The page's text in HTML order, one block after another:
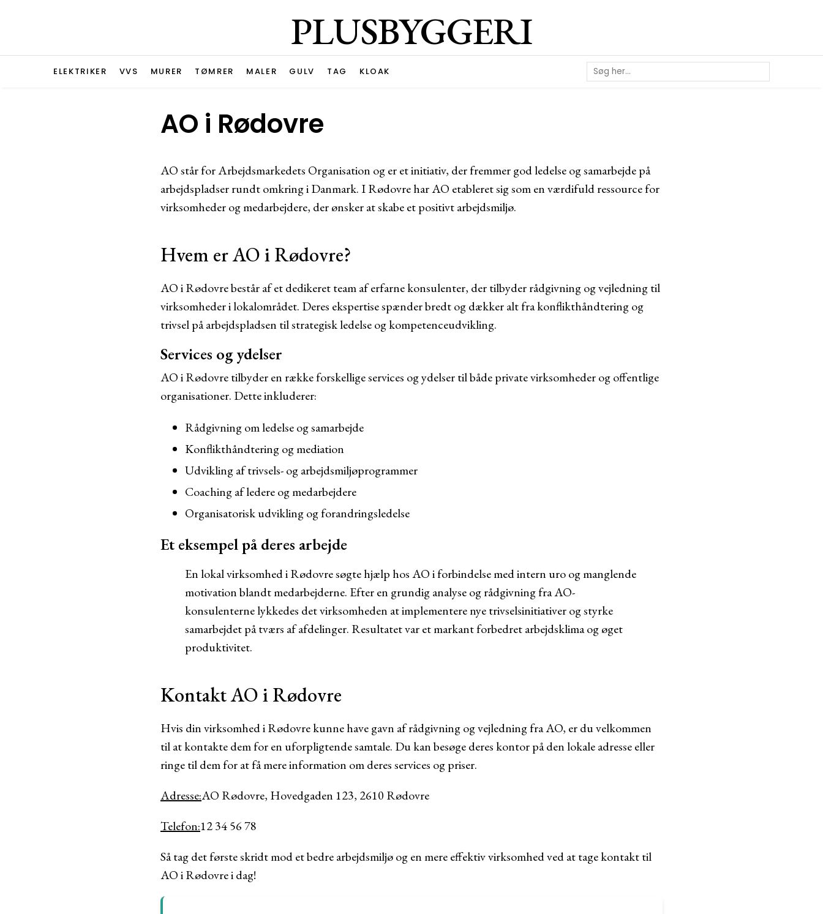
PLUSBYGGERI
ELEKTRIKER VVS MURER TØMRER MALER GULV TAG KLOAK
AO i Rødovre
AO står for Arbejdsmarkedets Organisation og er et initiativ, der fremmer god ledelse og samarbejde på
arbejdspladser rundt omkring i Danmark. I Rødovre har AO etableret sig som en værdifuld ressource for
virksomheder og medarbejdere, der ønsker at skabe et positivt arbejdsmiljø.
Hvem er AO i Rødovre?
AO i Rødovre består af et dedikeret team af erfarne konsulenter, der tilbyder rådgivning og vejledning til
virksomheder i lokalområdet. Deres ekspertise spænder bredt og dækker alt fra konflikthåndtering og
trivsel på arbejdspladsen til strategisk ledelse og kompetenceudvikling.
Services og ydelser
AO i Rødovre tilbyder en række forskellige services og ydelser til både private virksomheder og offentlige
organisationer. Dette inkluderer:
Rådgivning om ledelse og samarbejde
Konflikthåndtering og mediation
Udvikling af trivsels- og arbejdsmiljøprogrammer
Coaching af ledere og medarbejdere
Organisatorisk udvikling og forandringsledelse
Et eksempel på deres arbejde
En lokal virksomhed i Rødovre søgte hjælp hos AO i forbindelse med intern uro og manglende
motivation blandt medarbejderne. Efter en grundig analyse og rådgivning fra AO-
konsulenterne lykkedes det virksomheden at implementere nye trivselsinitiativer og styrke
samarbejdet på tværs af afdelinger. Resultatet var et markant forbedret arbejdsklima og øget
produktivitet.
Kontakt AO i Rødovre
Hvis din virksomhed i Rødovre kunne have gavn af rådgivning og vejledning fra AO, er du velkommen
til at kontakte dem for en uforpligtende samtale. Du kan besøge deres kontor på den lokale adresse eller
ringe til dem for at få mere information om deres services og priser.
Adresse:AO Rødovre, Hovedgaden 123, 2610 Rødovre
Telefon:12 34 56 78
Så tag det første skridt mod et bedre arbejdsmiljø og en mere effektiv virksomhed ved at tage kontakt til
AO i Rødovre i dag!